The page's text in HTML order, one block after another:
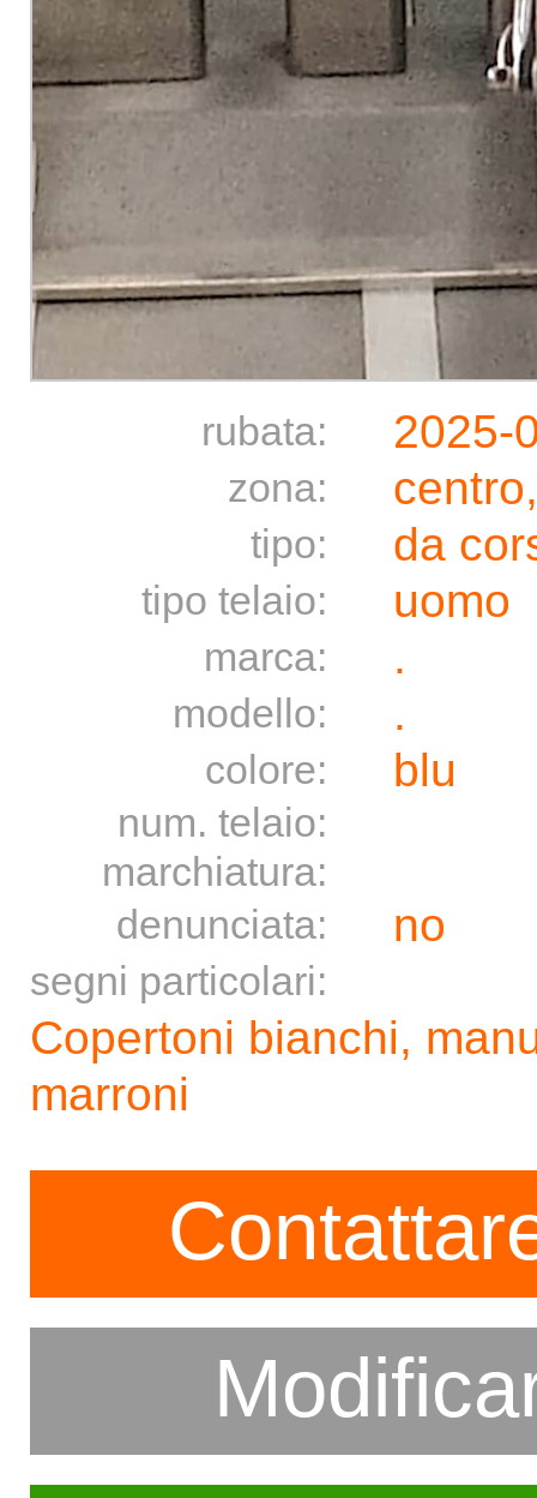
rubata: 2025-
zona:
tipo: da
tipo telaio: uomo
marca: .
modello: .
colore: blu
num. telaio:
marchiatura:
denunciata:
no
segni particolari:
Copertoni bianchi,
marroni